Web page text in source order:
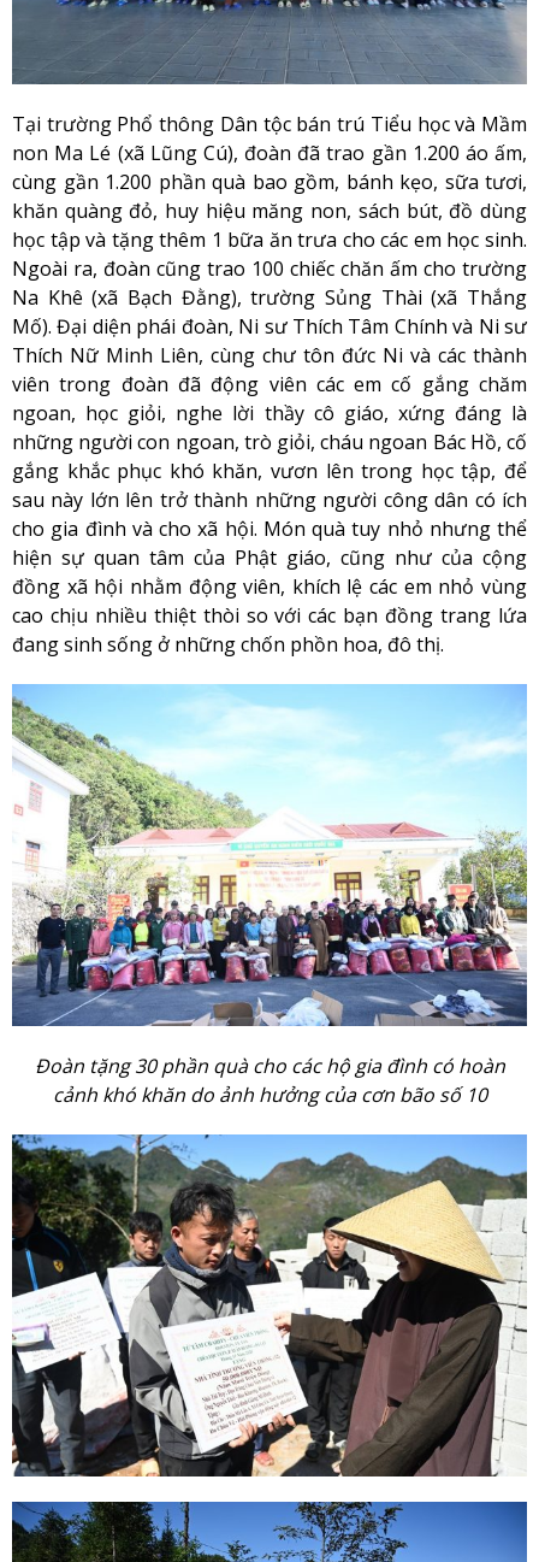
Tại trường Phổ thông Dân tộc bán trú Tiểu học và Mầm
non Ma Lé (xã Lũng Cú), đoàn đã trao gần 1.200 áo ấm,
cùng gần 1.200 phần quà bao gồm, bánh kẹo, sữa tươi,
khăn quàng đỏ, huy hiệu măng non, sách bút, đồ dùng
học tập và tặng thêm 1 bữa ăn trưa cho các em học sinh.
Ngoài ra, đoàn cũng trao 100 chiếc chăn ấm cho trường
Na Khê (xã Bạch Đằng), trường Sủng Thài (xã Thắng
Mố). Đại diện phái đoàn, Ni sư Thích Tâm Chính và Ni sư
Thích Nữ Minh Liên, cùng chư tôn đức Ni và các thành
viên trong đoàn đã động viên các em cố gắng chăm
ngoan, học giỏi, nghe lời thầy cô giáo, xứng đáng là
những người con ngoan, trò giỏi, cháu ngoan Bác Hồ, cố
gắng khắc phục khó khăn, vươn lên trong học tập, để
sau này lớn lên trở thành những người công dân có ích
cho gia đình và cho xã hội. Món quà tuy nhỏ nhưng thể
hiện sự quan tâm của Phật giáo, cũng như của cộng
đồng xã hội nhằm động viên, khích lệ các em nhỏ vùng
cao chịu nhiều thiệt thòi so với các bạn đồng trang lứa
đang sinh sống ở những chốn phồn hoa, đô thị.
Đoàn tặng 30 phần quà cho các hộ gia đình có hoàn
cảnh khó khăn do ảnh hưởng của cơn bão số 10